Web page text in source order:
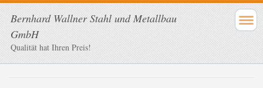
Bernhard Wallner Stahl und Metallbau
GmbH
Qualität hat Ihren Preis!